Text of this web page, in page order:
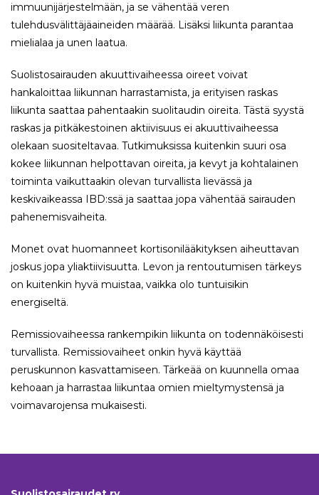
immuunijärjestelmään, ja se vähentää veren
tulehdusvälittäjäaineiden määrää. Lisäksi liikunta parantaa
mielialaa ja unen laatua.
Suolistosairauden akuuttivaiheessa oireet voivat
hankaloittaa liikunnan harrastamista, ja erityisen raskas
liikunta saattaa pahentaakin suolitaudin oireita. Tästä syystä
raskas ja pitkäkestoinen aktiivisuus ei akuuttivaiheessa
olekaan suositeltavaa. Tutkimuksissa kuitenkin suuri osa
kokee liikunnan helpottavan oireita, ja kevyt ja kohtalainen
toiminta vaikuttaakin olevan turvallista lievässä ja
keskivaikeassa IBD:ssä ja saattaa jopa vähentää sairauden
pahenemisvaiheita.
Monet ovat huomanneet kortisonilääkityksen aiheuttavan
joskus jopa yliaktiivisuutta. Levon ja rentoutumisen tärkeys
on kuitenkin hyvä muistaa, vaikka olo tuntuisikin
energiseltä.
Remissiovaiheessa rankempikin liikunta on todennäköisesti
turvallista. Remissiovaiheet onkin hyvä käyttää
peruskunnon kasvattamiseen. Tärkeää on kuunnella omaa
kehoaan ja harrastaa liikuntaa omien mieltymystensä ja
voimavarojensa mukaisesti.